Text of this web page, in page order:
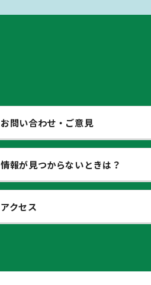
お問い合わせ・ご意見
情報が見つからないときは？
アクセス